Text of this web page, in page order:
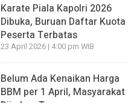
Karate Piala Kapolri 2026
Dibuka, Buruan Daftar Kuota
Peserta Terbatas
23 April 2026 | 4:00 pm WIB
Belum Ada Kenaikan Harga
BBM per 1 April, Masyarakat